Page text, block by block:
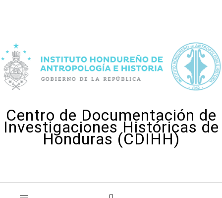
Centro de Documentación de
Investigaciones Históricas de
Honduras (CDIHH)